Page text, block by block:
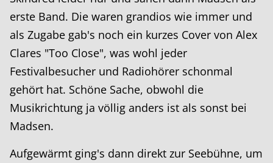
erste Band. Die waren grandios wie immer und
als Zugabe gab's noch ein kurzes Cover von Alex
Clares "Too Close", was wohl jeder
Festivalbesucher und Radiohörer schonmal
gehört hat. Schöne Sache, obwohl die
Musikrichtung ja völlig anders ist als sonst bei
Madsen.
Aufgewärmt ging's dann direkt zur Seebühne, um